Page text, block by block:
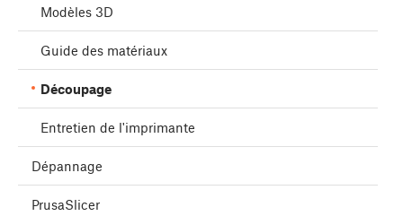
Modèles 3D
Guide des matériaux
Découpage
Entretien de l'imprimante
Dépannage
PrusaSlicer